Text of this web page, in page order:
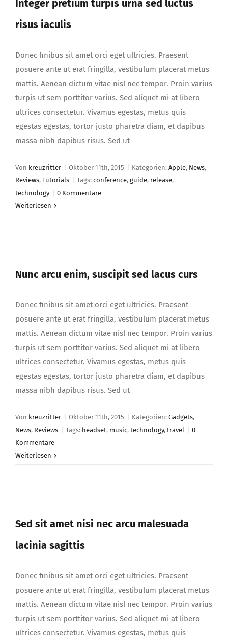
Integer pretium turpis urna sed luctus
risus iaculis
Donec finibus sit amet orci eget ultricies. Praesent
posuere ante ut erat fringilla, vestibulum placerat metus
mattis. Aenean dictum vitae nisl nec tempor. Proin varius
turpis ut sem porttitor varius. Sed aliquet mi at libero
ultrices consectetur. Vivamus egestas, metus quis
egestas egestas, tortor justo pharetra diam, et dapibus
massa nibh dapibus risus. Sed ut
Von kreuzritter Oktober 11th, 2015 Kategorien: Apple, News,
Reviews, Tutorials Tags: conference, guide, release,
technology
0 Kommentare
Weiterlesen
Nunc arcu enim, suscipit sed lacus curs
Donec finibus sit amet orci eget ultricies. Praesent
posuere ante ut erat fringilla, vestibulum placerat metus
mattis. Aenean dictum vitae nisl nec tempor. Proin varius
turpis ut sem porttitor varius. Sed aliquet mi at libero
ultrices consectetur. Vivamus egestas, metus quis
egestas egestas, tortor justo pharetra diam, et dapibus
massa nibh dapibus risus. Sed ut
Von kreuzritter Oktober 11th, 2015 Kategorien: Gadgets,
News, Reviews Tags: headset, music, technology, travel
0
Kommentare
Weiterlesen
Sed sit amet nisi nec arcu malesuada
lacinia sagittis
Donec finibus sit amet orci eget ultricies. Praesent
posuere ante ut erat fringilla, vestibulum placerat metus
mattis. Aenean dictum vitae nisl nec tempor. Proin varius
turpis ut sem porttitor varius. Sed aliquet mi at libero
ultrices consectetur. Vivamus egestas, metus quis